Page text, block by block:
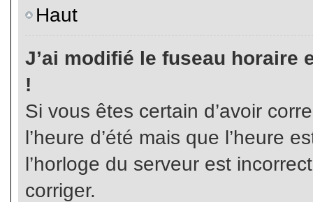
Haut
J’ai modifié le fuseau horaire
!
Si vous êtes certain d’avoir
l’heure d’été mais que l’heure
l’horloge du serveur est
corriger.